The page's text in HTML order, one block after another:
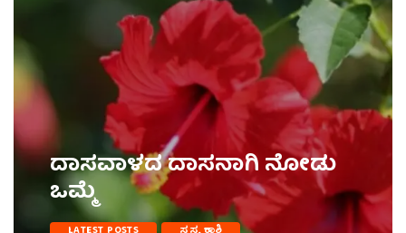
ದಾಸವಾಳದ ದಾಸನಾಗಿ ನೋಡು
ಒಮ್ಮೆ